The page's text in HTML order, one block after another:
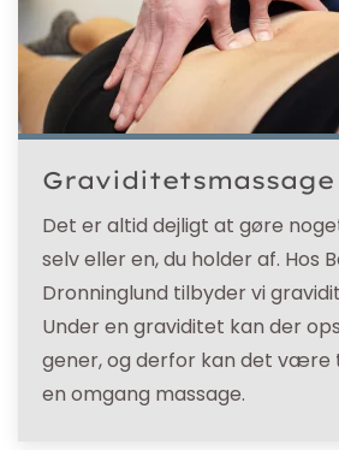
Graviditetsmassage
Det er altid dejligt at gøre
selv eller en, du holder af. Hos
Dronninglund tilbyder vi
Under en graviditet kan der
gener, og derfor kan det
en omgang massage.